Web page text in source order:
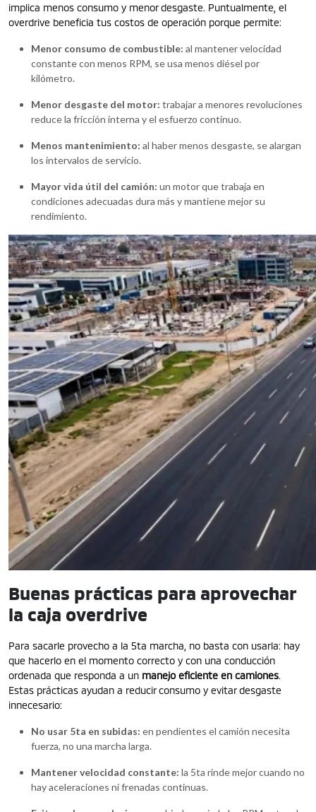
implica menos consumo y menor desgaste. Puntualmente, el
overdrive beneficia tus costos de operación porque permite:
Menor consumo de combustible: al mantener velocidad
constante con menos RPM, se usa menos diésel por
kilómetro.
Menor desgaste del motor: trabajar a menores revoluciones
reduce la fricción interna y el esfuerzo continuo.
Menos mantenimiento: al haber menos desgaste, se alargan
los intervalos de servicio.
Mayor vida útil del camión: un motor que trabaja en
condiciones adecuadas dura más y mantiene mejor su
rendimiento.
Buenas prácticas para aprovechar
la caja overdrive
Para sacarle provecho a la 5ta marcha, no basta con usarla: hay
que hacerlo en el momento correcto y con una conducción
ordenada que responda a un manejo eficiente en camiones.
Estas prácticas ayudan a reducir consumo y evitar desgaste
innecesario:
No usar 5ta en subidas: en pendientes el camión necesita
fuerza, no una marcha larga.
Mantener velocidad constante: la 5ta rinde mejor cuando no
hay aceleraciones ni frenadas continuas.